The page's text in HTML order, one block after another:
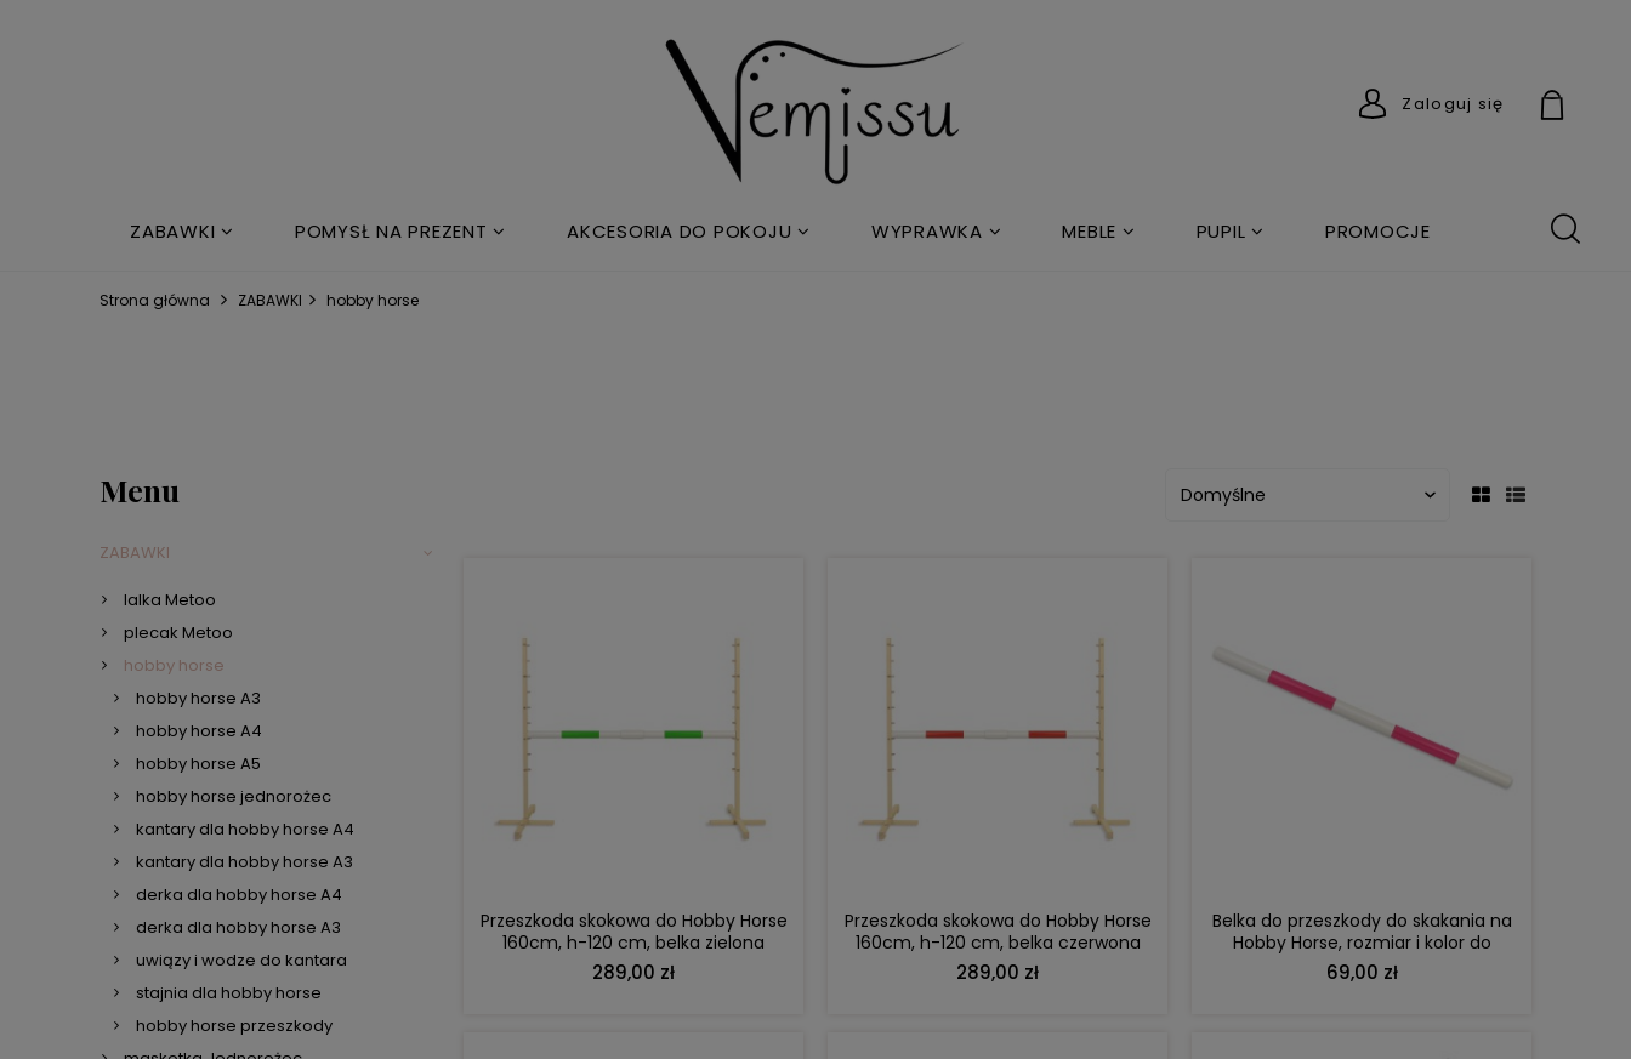
Zaloguj się
ZABAWKI POMYSŁ NA PREZENT AKCESORIA DO POKOJU WYPRAWKA MEBLE PUPIL PROMOCJE
NOWOŚCI ŁÓŻKO DZIECIĘCE
Strona główna ZABAWKI hobby horse
Menu
ZABAWKI
lalka Metoo
plecak Metoo
hobby horse
hobby horse A3
hobby horse A4
hobby horse A5
hobby horse jednorożec
kantary dla hobby horse A4
kantary dla hobby horse A3
derka dla hobby horse A4
derka dla hobby horse A3
uwiązy i wodze do kantara
stajnia dla hobby horse
hobby horse przeszkody
Przeszkoda skokowa do Hobby Horse
160cm, h-120 cm, belka zielona
289,00 zł
Przeszkoda skokowa do Hobby Horse
160cm, h-120 cm, belka czerwona
289,00 zł
Belka do przeszkody do skakania na
Hobby Horse, rozmiar i kolor do
wyboru
69,00 zł